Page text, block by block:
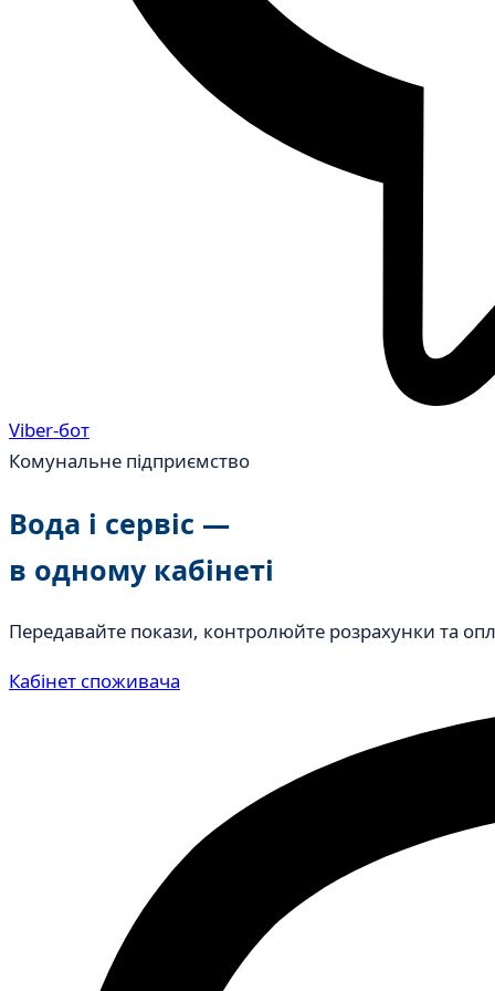
Viber-бот
Комунальне підприємство
Вода і сервіс —
в одному кабінеті
Передавайте покази, контролюйте розрахунки та
Кабінет споживача